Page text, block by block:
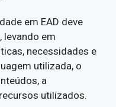
em EAD deve
levando em
necessidades e
utilizada, o
a
utilizados.